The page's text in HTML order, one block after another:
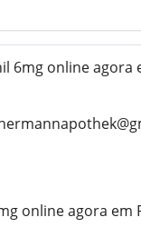
online agora
online agora em